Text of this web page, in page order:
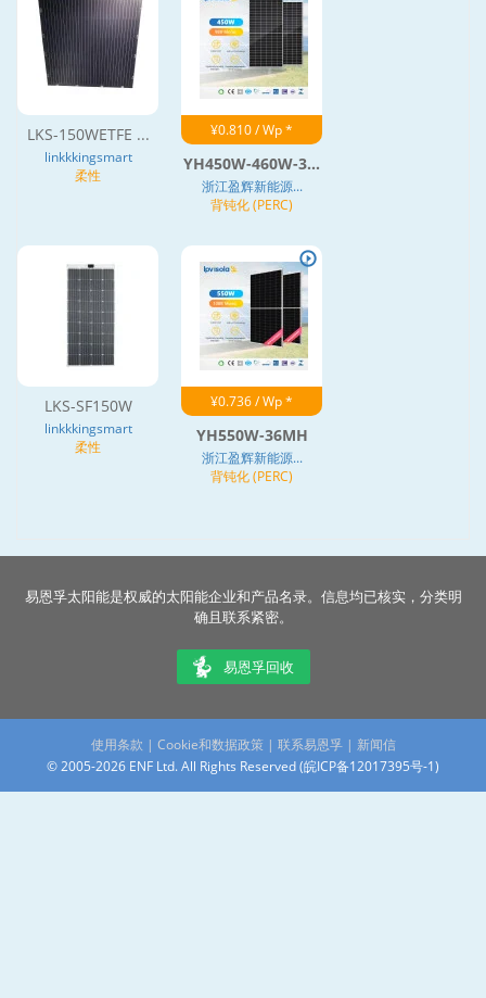
LKS-150WETFE ...
linkkkingsmart
柔性
¥0.810 / Wp *
YH450W-460W-3...
浙江盈辉新能源...
背钝化 (PERC)
LKS-SF150W
linkkkingsmart
柔性
¥0.736 / Wp *
YH550W-36MH
浙江盈辉新能源...
背钝化 (PERC)
易恩孚太阳能是权威的太阳能企业和产品名录。信息均已核实，分类明
确且联系紧密。
易恩孚回收
使用条款 | Cookie和数据政策| 联系易恩孚 | 新闻信
© 2005-2026 ENF Ltd. All Rights Reserved (皖ICP备12017395号-1)